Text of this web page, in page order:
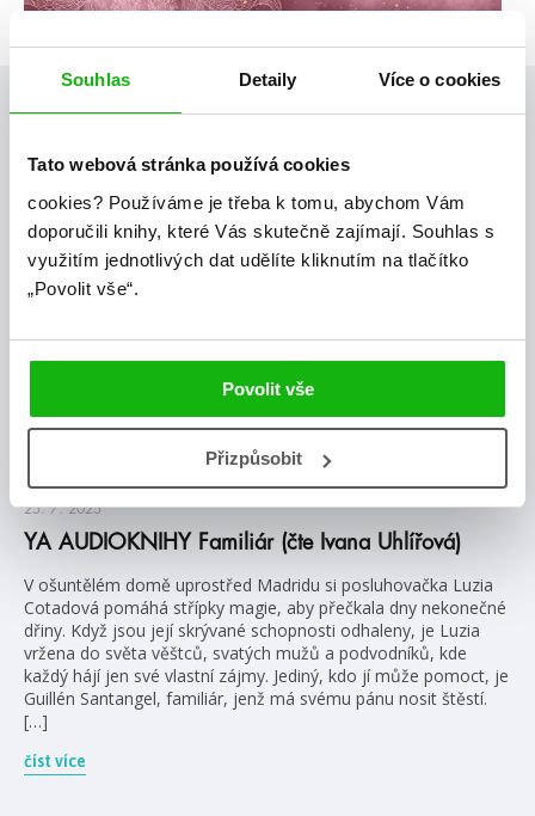
Souhlas Detaily Více o cookies
Tato webová stránka používá cookies
cookies? Používáme je třeba k tomu, abychom Vám
doporučili knihy, které Vás skutečně zajímají. Souhlas s
využitím jednotlivých dat udělíte kliknutím na tlačítko
„Povolit vše“.
Povolit vše
Přizpůsobit
Posty, které by tě mohly zajímat
videa
25. 7. 2025
YA AUDIOKNIHY Familiár (čte Ivana Uhlířová)
V ošuntělém domě uprostřed Madridu si posluhovačka Luzia
Cotadová pomáhá střípky magie, aby přečkala dny nekonečné
dřiny. Když jsou její skrývané schopnosti odhaleny, je Luzia
vržena do světa věštců, svatých mužů a podvodníků, kde
každý hájí jen své vlastní zájmy. Jediný, kdo jí může pomoct, je
Guillén Santangel, familiár, jenž má svému pánu nosit štěstí.
[…]
číst více